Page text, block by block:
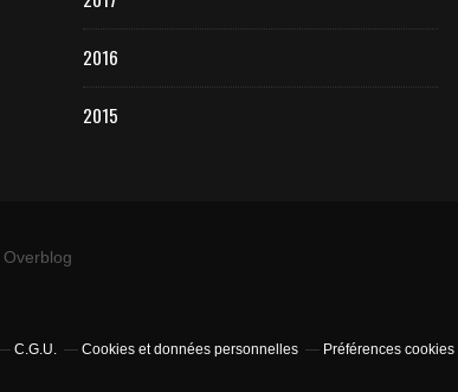
2016
2015
Overblog
C.G.U. Cookies et données personnelles Préférences cookies